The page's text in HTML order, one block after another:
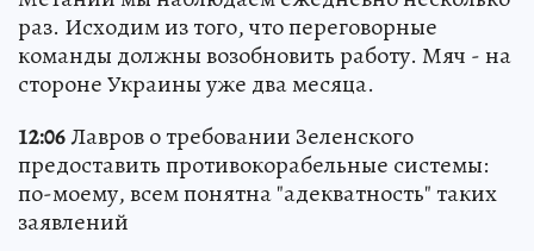
раз. Исходим из того, что переговорные
команды должны возобновить работу. Мяч - на
стороне Украины уже два месяца.
12:06Лавров о требовании Зеленского
предоставить противокорабельные системы:
по-моему, всем понятна "адекватность" таких
заявлений